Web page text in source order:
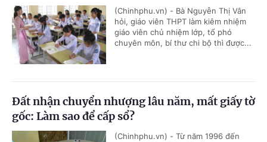
(Chinhphu.vn) - Bà Nguyễn Thị Vân
hỏi, giáo viên THPT làm kiêm nhiệm
giáo viên chủ nhiệm lớp, tổ phó
chuyên môn, bí thư chi bộ thì được...
Đất nhận chuyển nhượng lâu năm, mất giấy tờ
gốc: Làm sao để cấp sổ?
(Chinhphu.vn) - Từ năm 1996 đến